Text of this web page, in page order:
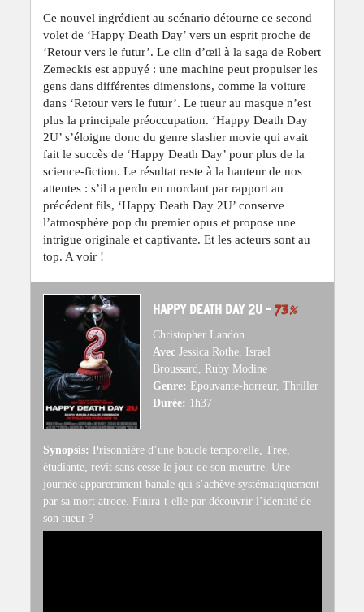
Ce nouvel ingrédient au scénario détourne ce second
volet de ‘Happy Death Day’ vers un esprit proche de
‘Retour vers le futur’. Le clin d’œil à la saga de Robert
Zemeckis est appuyé : une machine peut propulser les
gens dans différentes dimensions, comme la voiture
dans ‘Retour vers le futur’. Le tueur au masque n’est
plus la principale préoccupation. ‘Happy Death Day
2U’ s’éloigne donc du genre slasher movie qui avait
fait le succès de ‘Happy Death Day’ pour plus de la
science-fiction. Le résultat reste à la hauteur de nos
attentes : s’il a perdu en mordant par rapport au
précédent fils, ‘Happy Death Day 2U’ conserve
l’atmosphère pop du premier opus et propose une
intrigue originale et captivante. Et les acteurs sont au
top. A voir !
HAPPY DEATH DAY 2U – 73%
Christopher Landon
AvecJessica Rothe, Israel
Broussard, Ruby Modine
Genre: Epouvante-horreur, Thriller
Durée: 1h37
Synopsis: Prisonnière d’une boucle temporelle, Tree,
étudiante, revit sans cesse le jour de son meurtre. Une
journée apparemment banale qui s’achève systématiquement
par sa mort atroce. Finira-t-elle par découvrir l’identité de
son tueur ?